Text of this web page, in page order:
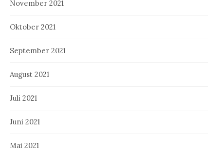
November 2021
Oktober 2021
September 2021
August 2021
Juli 2021
Juni 2021
Mai 2021